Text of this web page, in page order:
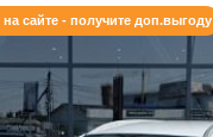
на сайте - получите доп.выгоду